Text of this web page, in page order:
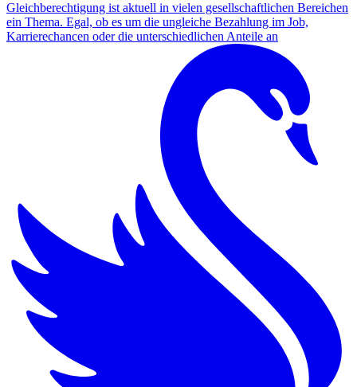
Gleichberechtigung ist aktuell in vielen gesellschaftlichen Bereichen
ein Thema. Egal, ob es um die ungleiche Bezahlung im Job,
Karrierechancen oder die unterschiedlichen Anteile an